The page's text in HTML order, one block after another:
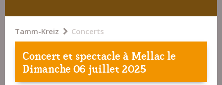
Tamm-Kreiz Concerts
Concert et spectacle àMellacle
Dimanche 06 juillet 2025